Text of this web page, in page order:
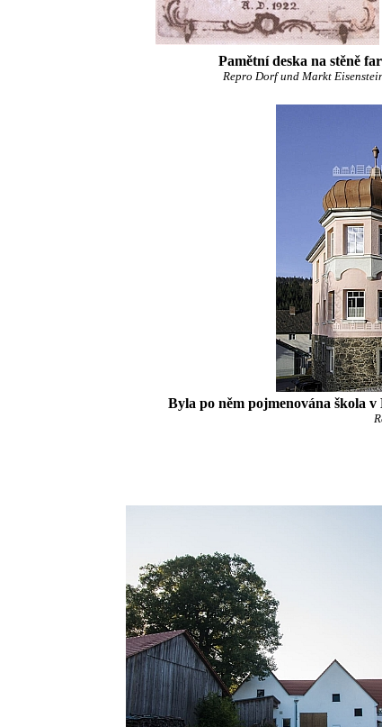
Pamětní deska na stěně
Repro Dorf und Markt
Byla po něm pojmenována škola v